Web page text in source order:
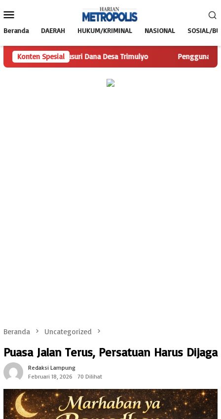
ke
Mobile
Beranda DAERAH HUKUM/KRIMINAL NASIONAL SOSIAL/
Konten Spesial
Telusuri Dana Desa Trimulyo Pengguna Jalan
Beranda Uncategorized
Puasa Jalan Terus, Persatuan Harus Dijaga
Redaksi Lampung
Februari 18, 2026
70 Dilihat